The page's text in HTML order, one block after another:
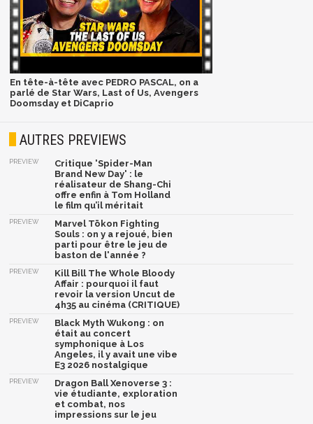
En tête-à-tête avec PEDRO PASCAL, on a
parlé de Star Wars, Last of Us, Avengers
Doomsday et DiCaprio
AUTRES PREVIEWS
PREVIEW
Critique 'Spider-Man
Brand New Day' : le
réalisateur de Shang-Chi
offre enfin à Tom Holland
le film qu’il méritait
PREVIEW
Marvel Tōkon Fighting
Souls : on y a rejoué, bien
parti pour être le jeu de
baston de l'année ?
PREVIEW
Kill Bill The Whole Bloody
Affair : pourquoi il faut
revoir la version Uncut de
4h35 au cinéma (CRITIQUE)
PREVIEW
Black Myth Wukong : on
était au concert
symphonique à Los
Angeles, il y avait une vibe
E3 2026 nostalgique
PREVIEW
Dragon Ball Xenoverse 3 :
vie étudiante, exploration
et combat, nos
impressions sur le jeu